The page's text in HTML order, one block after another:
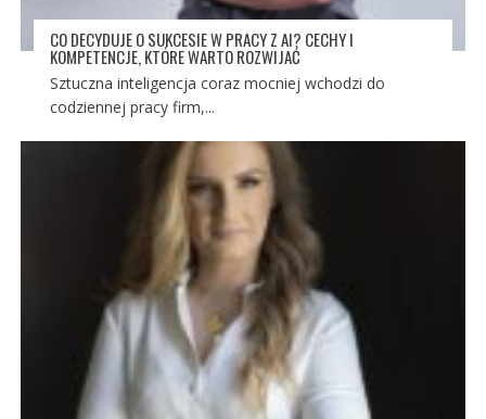
CO DECYDUJE O SUKCESIE W PRACY Z AI? CECHY I
KOMPETENCJE, KTÓRE WARTO ROZWIJAĆ
Sztuczna inteligencja coraz mocniej wchodzi do
codziennej pracy firm,...